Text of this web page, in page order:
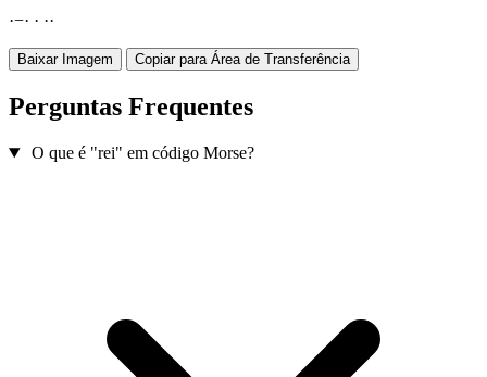
·−· · ··
Baixar Imagem Copiar para Área de Transferência
Perguntas Frequentes
O que é "rei" em código Morse?